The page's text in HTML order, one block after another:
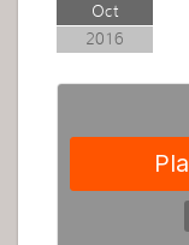
Oct
2016